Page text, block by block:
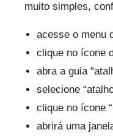
muito simples,
acesse o menu
clique no ícone
abra a guia
selecione
clique no ícone
abrirá uma